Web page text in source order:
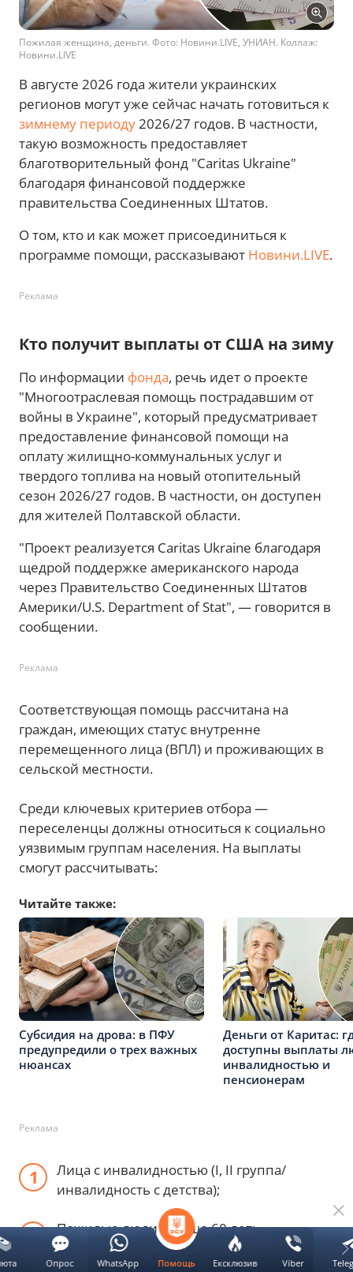
Пожилая женщина, деньги. Фото: Новини.LIVE, УНИАН. Коллаж:
Новини.LIVE
В августе 2026 года жители украинских
регионов могут уже сейчас начать готовиться к
зимнему периоду 2026/27 годов. В частности,
такую возможность предоставляет
благотворительный фонд "Caritas Ukraine"
благодаря финансовой поддержке
правительства Соединенных Штатов.
О том, кто и как может присоединиться к
программе помощи, рассказывают Новини.LIVE.
Реклама
Кто получит выплаты от США на зиму
По информации фонда, речь идет о проекте
"Многоотраслевая помощь пострадавшим от
войны в Украине", который предусматривает
предоставление финансовой помощи на
оплату жилищно-коммунальных услуг и
твердого топлива на новый отопительный
сезон 2026/27 годов. В частности, он доступен
для жителей Полтавской области.
"Проект реализуется Caritas Ukraine благодаря
щедрой поддержке американского народа
через Правительство Соединенных Штатов
Америки/U.S. Department of Stat", — говорится в
сообщении.
Реклама
Соответствующая помощь рассчитана на
граждан, имеющих статус внутренне
перемещенного лица (ВПЛ) и проживающих в
сельской местности.
Среди ключевых критериев отбора —
переселенцы должны относиться к социально
уязвимым группам населения. На выплаты
смогут рассчитывать:
Читайте также:
Субсидия на дрова: в ПФУ
предупредили о трех важных
нюансах
Деньги от Каритас:
доступны выплаты
инвалидностью и
пенсионерам
Реклама
Лица с инвалидностью (I, II группа/
инвалидность с детства);
Пожилые люди старше 60 лет;
Одинокие матери/отцы/опекуны
Помощь Ексклюзив Viber
Опрос WhatsApp